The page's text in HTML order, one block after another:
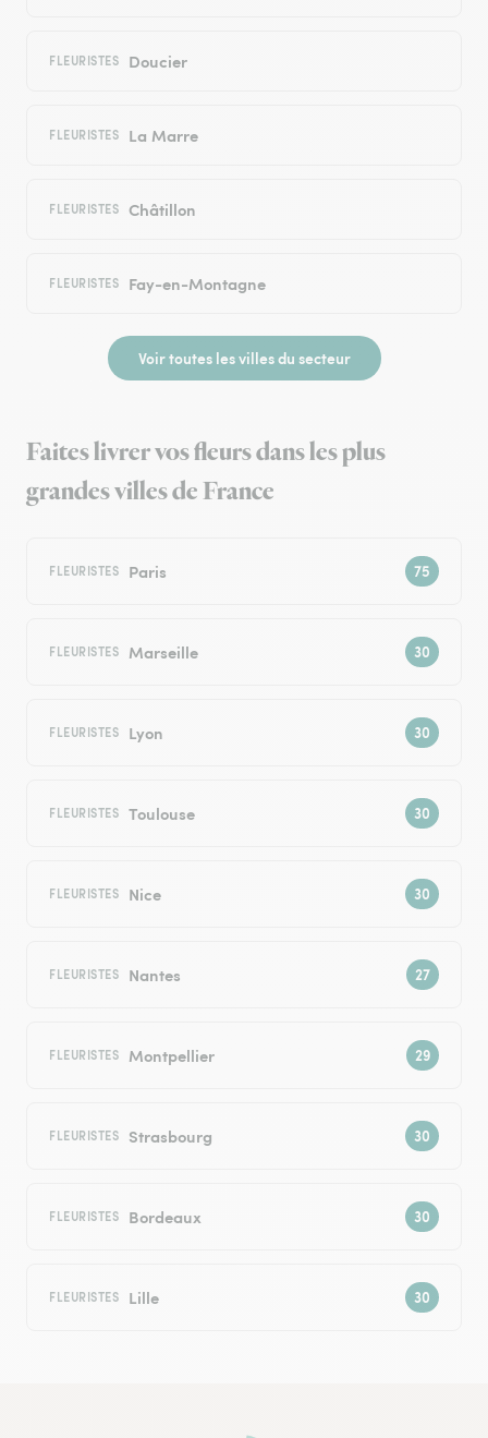
FLEURISTES Doucier
FLEURISTES La Marre
FLEURISTES Châtillon
FLEURISTES Fay-en-Montagne
Voir toutes les villes du secteur
Faites livrer vos fleurs dans les plus
grandes villes de France
FLEURISTES Paris
FLEURISTES Marseille
FLEURISTES Lyon
FLEURISTES Toulouse
FLEURISTES Nice
FLEURISTES Nantes
FLEURISTES Montpellier
FLEURISTES Strasbourg
FLEURISTES Bordeaux
FLEURISTES Lille